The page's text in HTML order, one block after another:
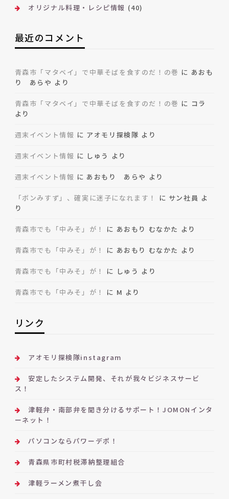
オリジナル料理・レシピ情報 (40)
最近のコメント
青森市「マタベイ」で中華そばを食すのだ！の巻 に あおも
り あらや より
青森市「マタベイ」で中華そばを食すのだ！の巻 に コラ
より
週末イベント情報 に アオモリ探検隊 より
週末イベント情報 に しゅう より
週末イベント情報 に あおもり あらや より
「ボンみすず」、確実に迷子になれます！ に サン社員 よ
り
青森市でも「中みそ」が！ に あおもり むなかた より
青森市でも「中みそ」が！ に あおもり むなかた より
青森市でも「中みそ」が！ に しゅう より
青森市でも「中みそ」が！ に M より
リンク
アオモリ探検隊instagram
安定したシステム開発、それが我々ビジネスサービ
ス！
津軽弁・南部弁を聞き分けるサポート！JOMONインタ
ーネット！
パソコンならパワーデポ！
青森県市町村税滞納整理組合
津軽ラーメン煮干し会